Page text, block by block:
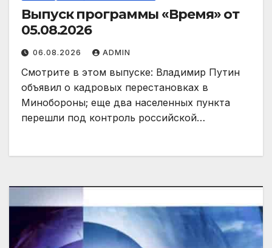
Выпуск программы «Время» от
05.08.2026
06.08.2026 ADMIN
Смотрите в этом выпуске: Владимир Путин
объявил о кадровых перестановках в
Минобороны; еще два населенных пункта
перешли под контроль российской…